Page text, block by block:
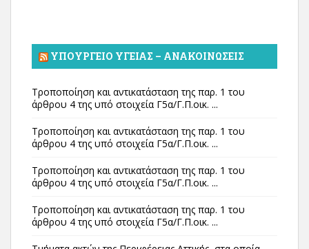
ΥΠΟΥΡΓΕΊΟ ΥΓΕΊΑΣ – ΑΝΑΚΟΙΝΏΣΕΙΣ
Τροποποίηση και αντικατάσταση της παρ. 1 του
άρθρου 4 της υπό στοιχεία Γ5α/Γ.Π.οικ. ...
Τροποποίηση και αντικατάσταση της παρ. 1 του
άρθρου 4 της υπό στοιχεία Γ5α/Γ.Π.οικ. ...
Τροποποίηση και αντικατάσταση της παρ. 1 του
άρθρου 4 της υπό στοιχεία Γ5α/Γ.Π.οικ. ...
Τροποποίηση και αντικατάσταση της παρ. 1 του
άρθρου 4 της υπό στοιχεία Γ5α/Γ.Π.οικ. ...